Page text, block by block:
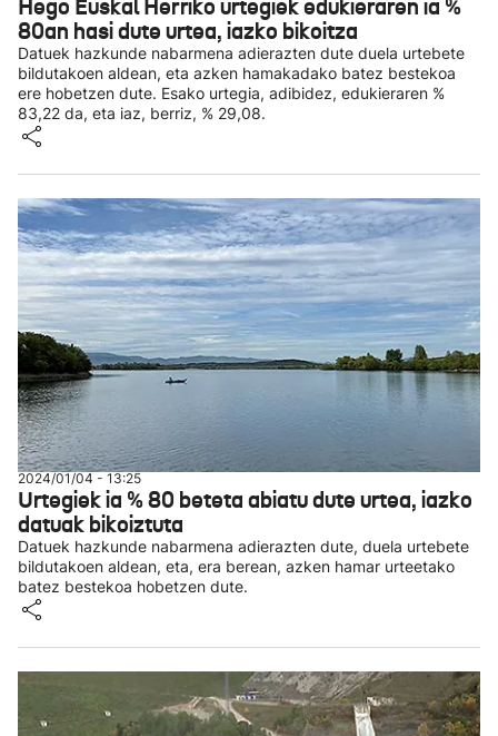
Hego Euskal Herriko urtegiek edukieraren ia %
80an hasi dute urtea, iazko bikoitza
Datuek hazkunde nabarmena adierazten dute duela urtebete
bildutakoen aldean, eta azken hamakadako batez bestekoa
ere hobetzen dute. Esako urtegia, adibidez, edukieraren %
83,22 da, eta iaz, berriz, % 29,08.
2024/01/04 - 13:25
Urtegiek ia % 80 beteta abiatu dute urtea, iazko
datuak bikoiztuta
Datuek hazkunde nabarmena adierazten dute, duela urtebete
bildutakoen aldean, eta, era berean, azken hamar urteetako
batez bestekoa hobetzen dute.